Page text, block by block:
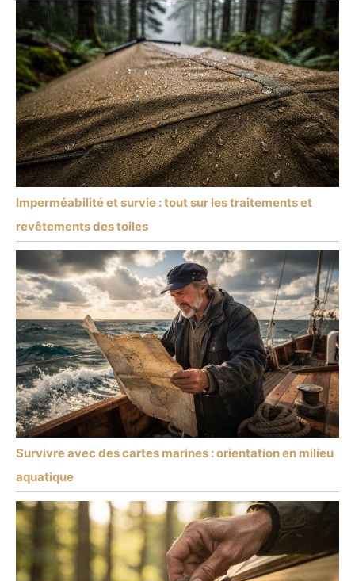
Imperméabilité et survie : tout sur les traitements et
revêtements des toiles
Survivre avec des cartes marines : orientation en milieu
aquatique